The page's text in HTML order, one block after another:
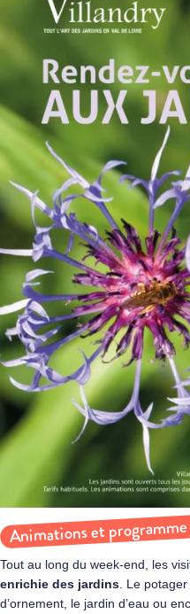
Animations et
Tout au long du week-end, les
enrichie des jardins . Le
d’ornement, le jardin d’eau ou